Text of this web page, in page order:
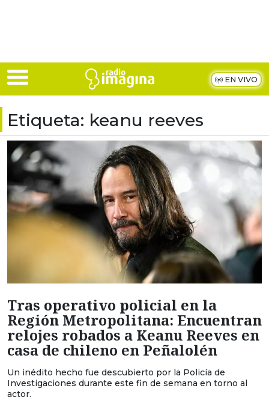
EN VIVO
Etiqueta: keanu reeves
Tras operativo policial en la
Región Metropolitana: Encuentran
relojes robados a Keanu Reeves en
casa de chileno en Peñalolén
Un inédito hecho fue descubierto por la Policía de
Investigaciones durante este fin de semana en torno al
actor.